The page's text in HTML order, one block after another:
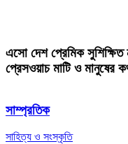
এসো দেশ প্রেমিক
প্রেসওয়াচ মাটি ও মানুষের
সাম্প্রতিক
সাহিত্য ও সংস্কৃতি